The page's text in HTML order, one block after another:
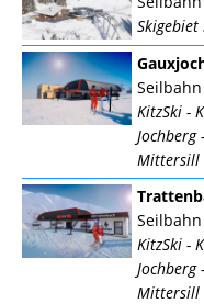
Seilbahn
KitzSki -
Jochberg
Mittersill
Seilbahn
KitzSki -
Jochberg
Mittersill